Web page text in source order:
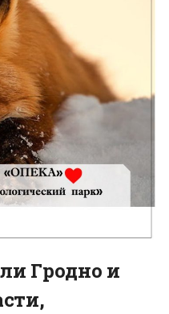
Гродно и